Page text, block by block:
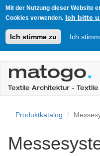
Mit der Nutzung dieser Website
Cookies verwenden. Ich bitte
Ich stimme zu Ich
matogo.
Textile Architektur -
Produktkatalog